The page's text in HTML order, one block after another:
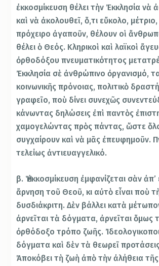
ἐκκοσμίκευση θέλει τὴν Ἐκκλησία νὰ
καὶ νὰ ἀκολουθεῖ, ὅ,τι εὔκολο,
πρόχειρο ἀγαποῦν, θέλουν οἱ
θέλει ὁ Θεός. Κληρικοὶ καὶ λαϊκοὶ
ὀρθοδόξου πνευματικότητος
Ἐκκλησία σὲ ἀνθρώπινο ὀργανισμό,
κοινωνικῆς πρόνοιας, πολιτικὸ
γραφεῖο, ποὺ δίνει συνεχῶς
κάνωντας δηλώσεις ἐπὶ παντὸς
χαμογελώντας πρὸς πάντας, ὥστε
συγχαίρουν καὶ νὰ μᾶς ἐπευφημοῦν.
τελείως ἀντιευαγγελικό.
β. Ἡ ἐκκοσμίκευση ἐμφανίζεται σὰν ἀπ’
ἄρνηση τοῦ Θεοῦ, κι αὐτὸ εἶναι ποὺ
δυσδιάκριτη. Δὲν βάλλει κατὰ
ἀρνεῖται τὰ δόγματα, ἀρνεῖται ὅμως
ὀρθόδοξο τρόπο ζωῆς.
δόγματα καὶ δὲν τὰ θεωρεῖ
Ἀποκόβει τὴ ζωὴ ἀπὸ τὴν ἀλήθεια